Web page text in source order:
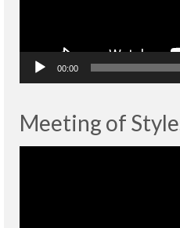
00:00
Meeting of